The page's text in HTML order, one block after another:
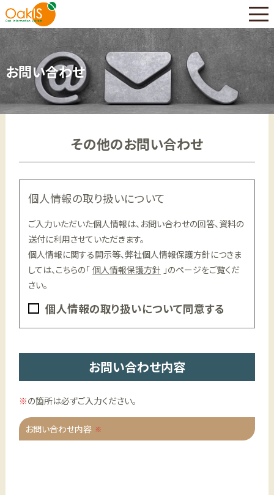
お問い合わせ
その他のお問い合わせ
個人情報の取り扱いについて
ご入力いただいた個人情報は、お問い合わせの回答、資料の
送付に利用させていただきます。
個人情報に関する開示等、弊社個人情報保護方針につきま
しては、こちらの「 個人情報保護方針 」のページをご覧くだ
さい。
個人情報の取り扱いについて同意する
お問い合わせ内容
※の箇所は必ずご入力ください。
お問い合わせ内容